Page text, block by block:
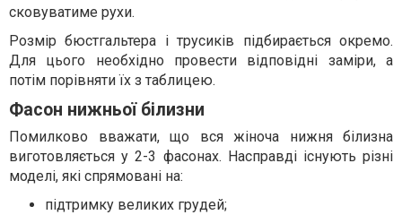
сковуватиме рухи.
Розмір бюстгальтера і трусиків підбирається окремо.
Для цього необхідно провести відповідні заміри, а
потім порівняти їх з таблицею.
Фасон нижньої білизни
Помилково вважати, що вся жіноча нижня білизна
виготовляється у 2-3 фасонах. Насправді існують різні
моделі, які спрямовані на:
підтримку великих грудей;